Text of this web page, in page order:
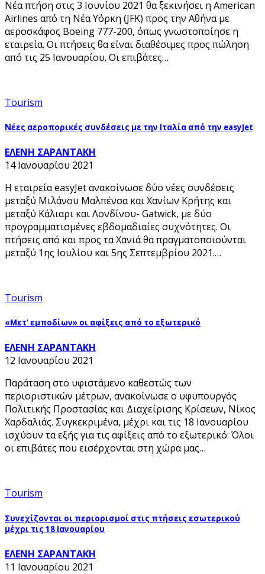
Νέα πτήση στις 3 Ιουνίου 2021 θα ξεκινήσει η American
Airlines από τη Νέα Υόρκη (JFK) προς την Αθήνα με
αεροσκάφος Boeing 777-200, όπως γνωστοποίησε η
εταιρεία. Οι πτήσεις θα είναι διαθέσιμες προς πώληση
από τις 25 Ιανουαρίου. Οι επιβάτες…
Tourism
Νέες αεροπορικές συνδέσεις με την Ιταλία από την easyJet
ΕΛΕΝΗ ΣΑΡΑΝΤΑΚΗ
14 Ιανουαρίου 2021
Η εταιρεία easyJet ανακοίνωσε δύο νέες συνδέσεις
μεταξύ Μιλάνου Μαλπένσα και Χανίων Κρήτης και
μεταξύ Κάλιαρι και Λονδίνου- Gatwick, με δύο
προγραμματισμένες εβδομαδιαίες συχνότητες. Οι
πτήσεις από και προς τα Χανιά θα πραγματοποιούνται
μεταξύ 1ης Ιουλίου και 5ης Σεπτεμβρίου 2021.…
Tourism
«Μετ’ εμποδίων» οι αφίξεις από το εξωτερικό
ΕΛΕΝΗ ΣΑΡΑΝΤΑΚΗ
12 Ιανουαρίου 2021
Παράταση στο υφιστάμενο καθεστώς των
περιοριστικών μέτρων, ανακοίνωσε ο υφυπουργός
Πολιτικής Προστασίας και Διαχείρισης Κρίσεων, Νίκος
Χαρδαλιάς. Συγκεκριμένα, μέχρι και τις 18 Ιανουαρίου
ισχύουν τα εξής για τις αφίξεις από το εξωτερικό: Όλοι
οι επιβάτες που εισέρχονται στη χώρα μας…
Tourism
Συνεχίζονται οι περιορισμοί στις πτήσεις εσωτερικού
μέχρι τις 18 Ιανουαρίου
ΕΛΕΝΗ ΣΑΡΑΝΤΑΚΗ
11 Ιανουαρίου 2021